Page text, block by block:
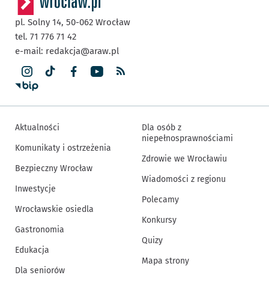
pl. Solny 14, 50-062 Wrocław
tel. 71 776 71 42
e-mail: redakcja@araw.pl
Aktualności
Komunikaty i ostrzeżenia
Bezpieczny Wrocław
Inwestycje
Wrocławskie osiedla
Gastronomia
Edukacja
Dla seniorów
Dla osób z
niepełnosprawnościami
Zdrowie we Wrocławiu
Wiadomości z regionu
Polecamy
Konkursy
Quizy
Mapa strony